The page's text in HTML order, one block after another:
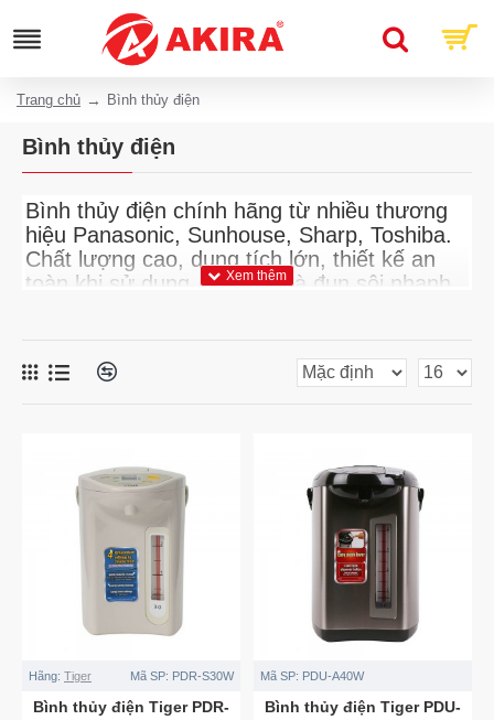
Trang chủ Bình thủy điện
Bình thủy điện
Bình thủy điện chính hãng từ nhiều thương
hiệu Panasonic, Sunhouse, Sharp, Toshiba.
Chất lượng cao, dung tích lớn, thiết kế an
toàn khi sử dụng. Giữ ấm và đun sôi nhanh
Hãng: Tiger Mã SP: PDR-S30W
Bình thủy điện Tiger PDR-
Mã SP: PDU-A40W
Bình thủy điện Tiger PDU-